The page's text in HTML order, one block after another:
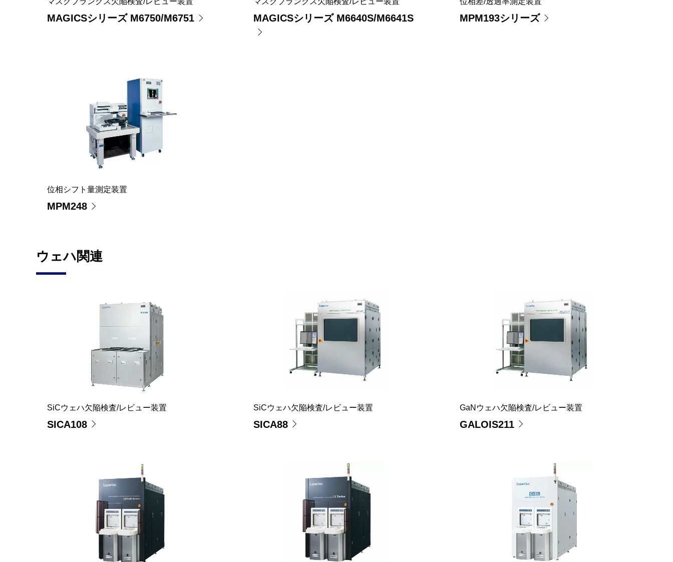
MAGICSシリーズ M6750/M6751 MAGICSシリーズ M6640S/M6641S MPM193シリーズ
位相シフト量測定装置
MPM248
ウェハ関連
SiCウェハ欠陥検査/レビュー装置
SICA108
SiCウェハ欠陥検査/レビュー装置
SICA88
GaNウェハ欠陥検査/レビュー装置
GALOIS211